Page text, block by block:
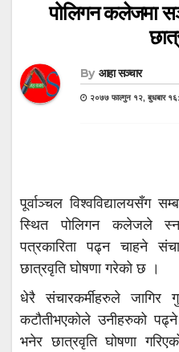
पोलिगन कलेजमा
By आहा सञ्चार
२०७७ फाल्गुन १२, बुधबार
पूर्वाञ्चल विश्वविद्यालयसँग
स्थित पोलिगन कलेजले
पत्रकारिता पढ्न चाहने
छात्रवृति घोषणा गरेको छ ।
धेरै संचारकर्मीहरुले जागिर
कटौतीभएकोले उनीहरुको
भनेर छात्रवृति घोषणा